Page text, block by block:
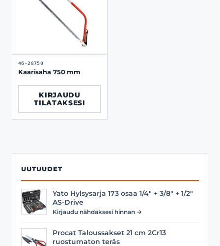
UUTUUDET
Yato Hylsysarja 173 osaa 1/4" + 3/8" + 1/2"
AS-Drive
Kirjaudu nähdäksesi hinnan →
Procat Taloussakset 21 cm 2Cr13
ruostumaton teräs
46-28750
Kaarisaha 750 mm
KIRJAUDU
TILATAKSESI